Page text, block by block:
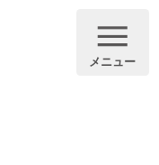
メニュー